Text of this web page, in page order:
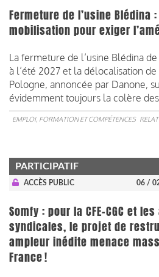
Fermeture de l’usine Blédina
mobilisation pour exiger
La fermeture de l’usine Blédina
à l’été 2027 et la délocalisation
Pologne, annoncée par Danone,
évidemment toujours la colère des
EMPLOI, FORMATION ET COMPÉTENCES
PARTICIPATIF
ACCÈS PUBLIC 06 /
Somfy : pour la CFE-CGC et
syndicales, le projet de
ampleur inédite menace
France !